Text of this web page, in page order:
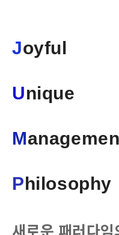
Joyful
Unique
M
Philosophy
새로운 패러다